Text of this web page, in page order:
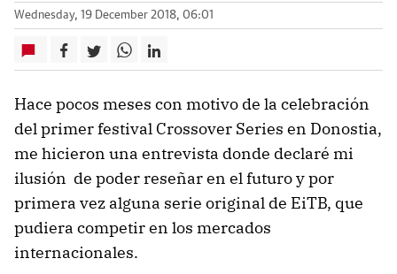
Wednesday, 19 December 2018, 06:01
Hace pocos meses con motivo de la celebración
del primer festival Crossover Series en Donostia,
me hicieron una entrevista donde declaré mi
ilusión de poder reseñar en el futuro y por
primera vez alguna serie original de EiTB, que
pudiera competir en los mercados
internacionales.